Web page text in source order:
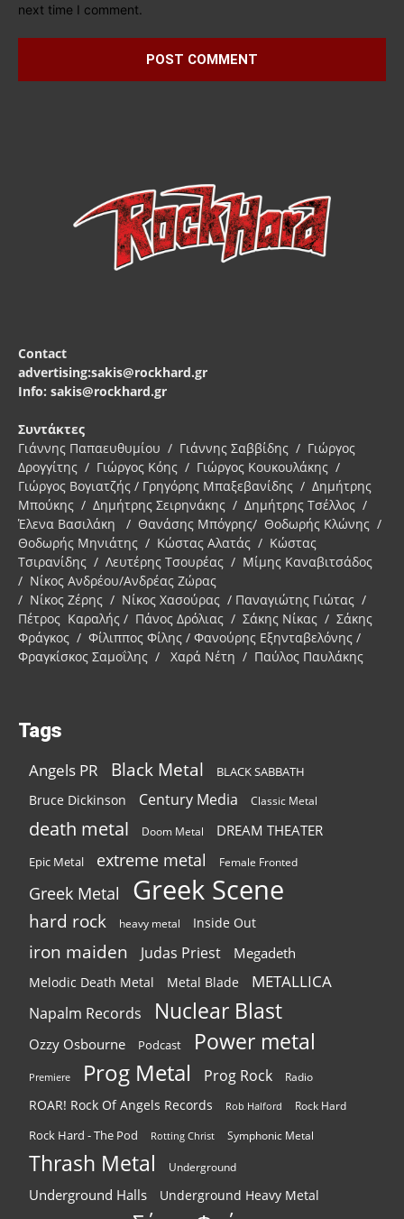
next time I comment.
Contact
advertising:sakis@rockhard.gr
Info: sakis@rockhard.gr
Συντάκτες
Γιάννης Παπαευθυμίου / Γιάννης Σαββίδης / Γιώργος
Δρογγίτης / Γιώργος Κόης / Γιώργος Κουκουλάκης /
Γιώργος Βογιατζής / Γρηγόρης Μπαξεβανίδης / Δημήτρης
Μπούκης / Δημήτρης Σειρηνάκης / Δημήτρης Τσέλλος /
Έλενα Βασιλάκη / Θανάσης Μπόγρης/ Θοδωρής Κλώνης /
Θοδωρής Μηνιάτης / Κώστας Αλατάς / Κώστας
Τσιρανίδης / Λευτέρης Τσουρέας / Μίμης Καναβιτσάδος
/ Νίκος Ανδρέου/Ανδρέας Ζώρας
/ Νίκος Ζέρης / Νίκος Χασούρας / Παναγιώτης Γιώτας /
Πέτρος Καραλής / Πάνος Δρόλιας / Σάκης Νίκας / Σάκης
Φράγκος / Φίλιππος Φίλης / Φανούρης Εξηνταβελόνης /
Φραγκίσκος Σαμοΐλης / Χαρά Νέτη / Παύλος Παυλάκης
Tags
Angels PR Black Metal BLACK SABBATH
Bruce Dickinson Century Media Classic Metal
death metal Doom Metal DREAM THEATER
Epic Metal extreme metal Female Fronted
Greek Metal Greek Scene
hard rock heavy metal Inside Out
iron maiden Judas Priest Megadeth
Melodic Death Metal Metal Blade METALLICA
Napalm Records Nuclear Blast
Ozzy Osbourne Podcast Power metal
Premiere Prog Metal Prog Rock Radio
ROAR! Rock Of Angels Records Rob Halford Rock Hard
Rock Hard - The Pod Rotting Christ Symphonic Metal
Thrash Metal Underground
Underground Halls Underground Heavy Metal